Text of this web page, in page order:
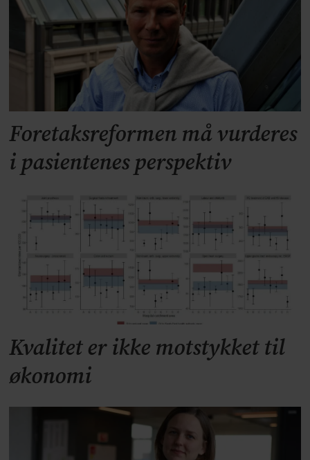
Foretaksreformen må vurderes
i pasientenes perspektiv
Kvalitet er ikke motstykket til
økonomi